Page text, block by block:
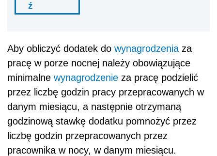
ź
Aby obliczyć dodatek do wynagrodzenia za
pracę w porze nocnej należy obowiązujące
minimalne wynagrodzenie za pracę podzielić
przez liczbę godzin pracy przepracowanych w
danym miesiącu, a następnie otrzymaną
godzinową stawkę dodatku pomnożyć przez
liczbę godzin przepracowanych przez
pracownika w nocy, w danym miesiącu.